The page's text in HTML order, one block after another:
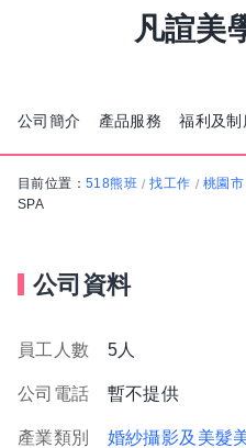
凡諠美
公司簡介 產品服務 福利及制
目前位置： 518熊班 / 找工作 / 桃園市
SPA
公司資料
員工人數 5人
公司電話 暫不提供
產業類別 婚紗攝影及美髮